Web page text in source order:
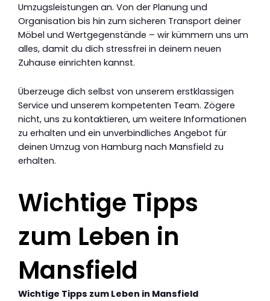
Umzugsleistungen an. Von der Planung und
Organisation bis hin zum sicheren Transport deiner
Möbel und Wertgegenstände – wir kümmern uns um
alles, damit du dich stressfrei in deinem neuen
Zuhause einrichten kannst.
Überzeuge dich selbst von unserem erstklassigen
Service und unserem kompetenten Team. Zögere
nicht, uns zu kontaktieren, um weitere Informationen
zu erhalten und ein unverbindliches Angebot für
deinen Umzug von Hamburg nach Mansfield zu
erhalten.
Wichtige Tipps
zum Leben in
Mansfield
Wichtige Tipps zum Leben in Mansfield